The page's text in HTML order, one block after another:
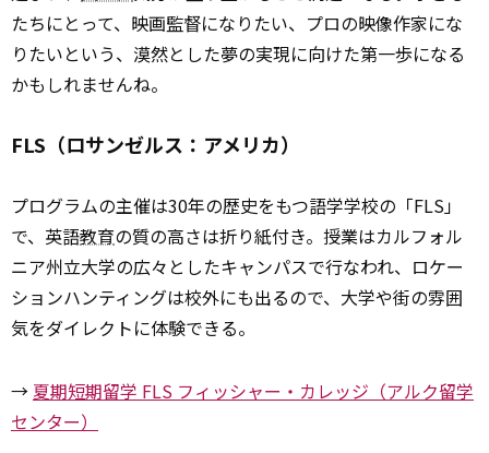
たちにとって、映画監督になりたい、プロの映像作家にな
りたいという、漠然とした夢の実現に向けた第一歩になる
かもしれませんね。
FLS（ロサンゼルス：アメリカ）
プログラムの主催は30年の歴史をもつ語学学校の「FLS」
で、英語教育の質の高さは折り紙付き。授業はカルフォル
ニア州立大学の広々としたキャンパスで行なわれ、ロケー
ションハンティングは校外にも出るので、大学や街の雰囲
気をダイレクトに体験できる。
→ 夏期短期留学 FLS フィッシャー・カレッジ（アルク留学
センター）